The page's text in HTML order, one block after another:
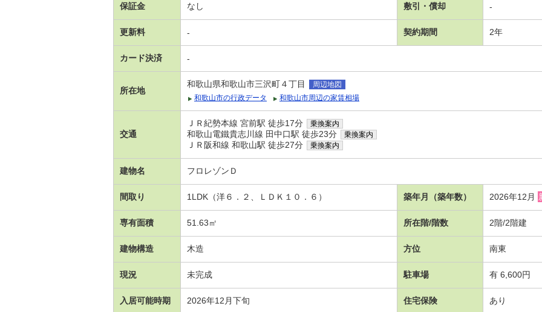
保証金 なし 敷引・償却 -
更新料 - 契約期間 2年
カード決済 -
所在地
和歌山県和歌山市三沢町４丁目
周辺地図
和歌山市の行政データ
和歌山市周辺の家賃相場
交通
ＪＲ紀勢本線 宮前駅 徒歩17分 乗換案内
和歌山電鐵貴志川線 田中口駅 徒歩23分 乗換案内
ＪＲ阪和線 和歌山駅 徒歩27分 乗換案内
建物名 フロレゾンＤ
間取り 1LDK（洋６．２、ＬＤＫ１０．６） 築年月（築年数） 2026年12月
専有面積 51.63㎡ 所在階/階数 2階/2階建
建物構造 木造 方位 南東
現況 未完成 駐車場 有 6,600円
入居可能時期 2026年12月下旬 住宅保険 あり